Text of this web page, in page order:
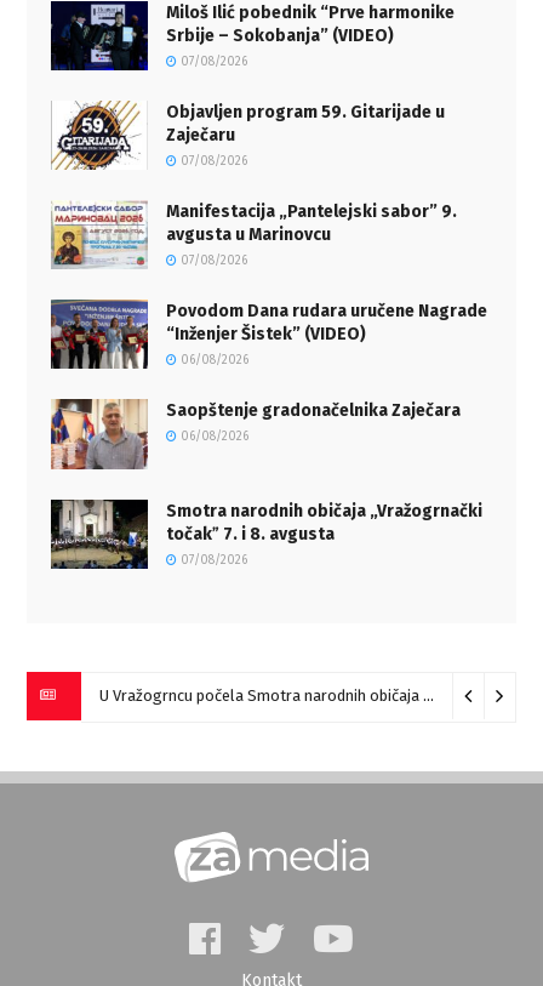
Miloš Ilić pobednik “Prve harmonike
Srbije – Sokobanja” (VIDEO)
07/08/2026
Objavljen program 59. Gitarijade u
Zaječaru
07/08/2026
Manifestacija „Pantelejski sabor” 9.
avgusta u Marinovcu
07/08/2026
Povodom Dana rudara uručene Nagrade
“Inženjer Šistek” (VIDEO)
06/08/2026
Saopštenje gradonačelnika Zaječara
06/08/2026
Smotra narodnih običaja „Vražogrnački
točakˮ 7. i 8. avgusta
07/08/2026
U Vražogrncu počela Smotra narodnih običaja „Vražogrnački točak“
Kontakt